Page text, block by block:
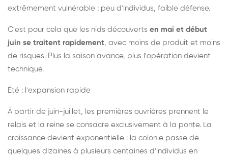
extrêmement vulnérable : peu d'individus, faible défense.
C'est pour cela que les nids découverts en mai et début
juin se traitent rapidement, avec moins de produit et moins
de risques. Plus la saison avance, plus l'opération devient
technique.
Été : l'expansion rapide
À partir de juin-juillet, les premières ouvrières prennent le
relais et la reine se consacre exclusivement à la ponte. La
croissance devient exponentielle : la colonie passe de
quelques dizaines à plusieurs centaines d'individus en